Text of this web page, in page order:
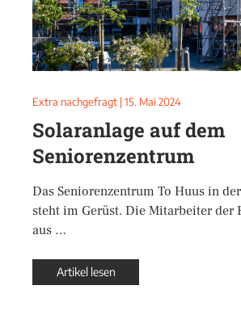
Extra nachgefragt | 15. Mai 2024
Solaranlage auf dem
Seniorenzentrum
Das Seniorenzentrum To Huus in
steht im Gerüst. Die Mitarbeiter der
aus …
Artikel lesen